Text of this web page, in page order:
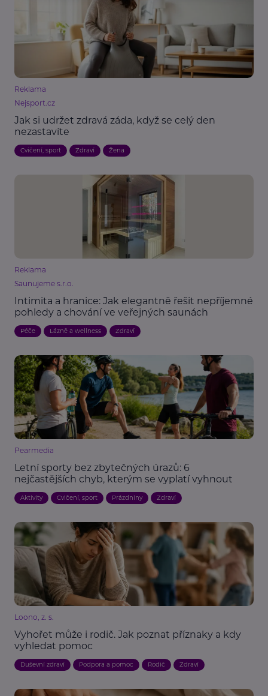
Reklama
Nejsport.cz
Jak si udržet zdravá záda, když se celý den
nezastavíte
Cvičení, sport Zdraví Žena
Reklama
Saunujeme s.r.o.
Intimita a hranice: Jak elegantně řešit nepříjemné
pohledy a chování ve veřejných saunách
Péče Lázně a wellness Zdraví
Pearmedia
Letní sporty bez zbytečných úrazů: 6
nejčastějších chyb, kterým se vyplatí vyhnout
Aktivity Cvičení, sport Prázdniny Zdraví
Loono, z. s.
Vyhořet může i rodič. Jak poznat příznaky a kdy
vyhledat pomoc
Duševní zdraví Podpora a pomoc Rodič Zdraví